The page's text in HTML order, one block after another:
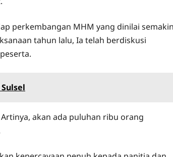
perkembangan MHM yang dinilai
tahun lalu, Ia telah berdiskusi
akan ada puluhan ribu orang